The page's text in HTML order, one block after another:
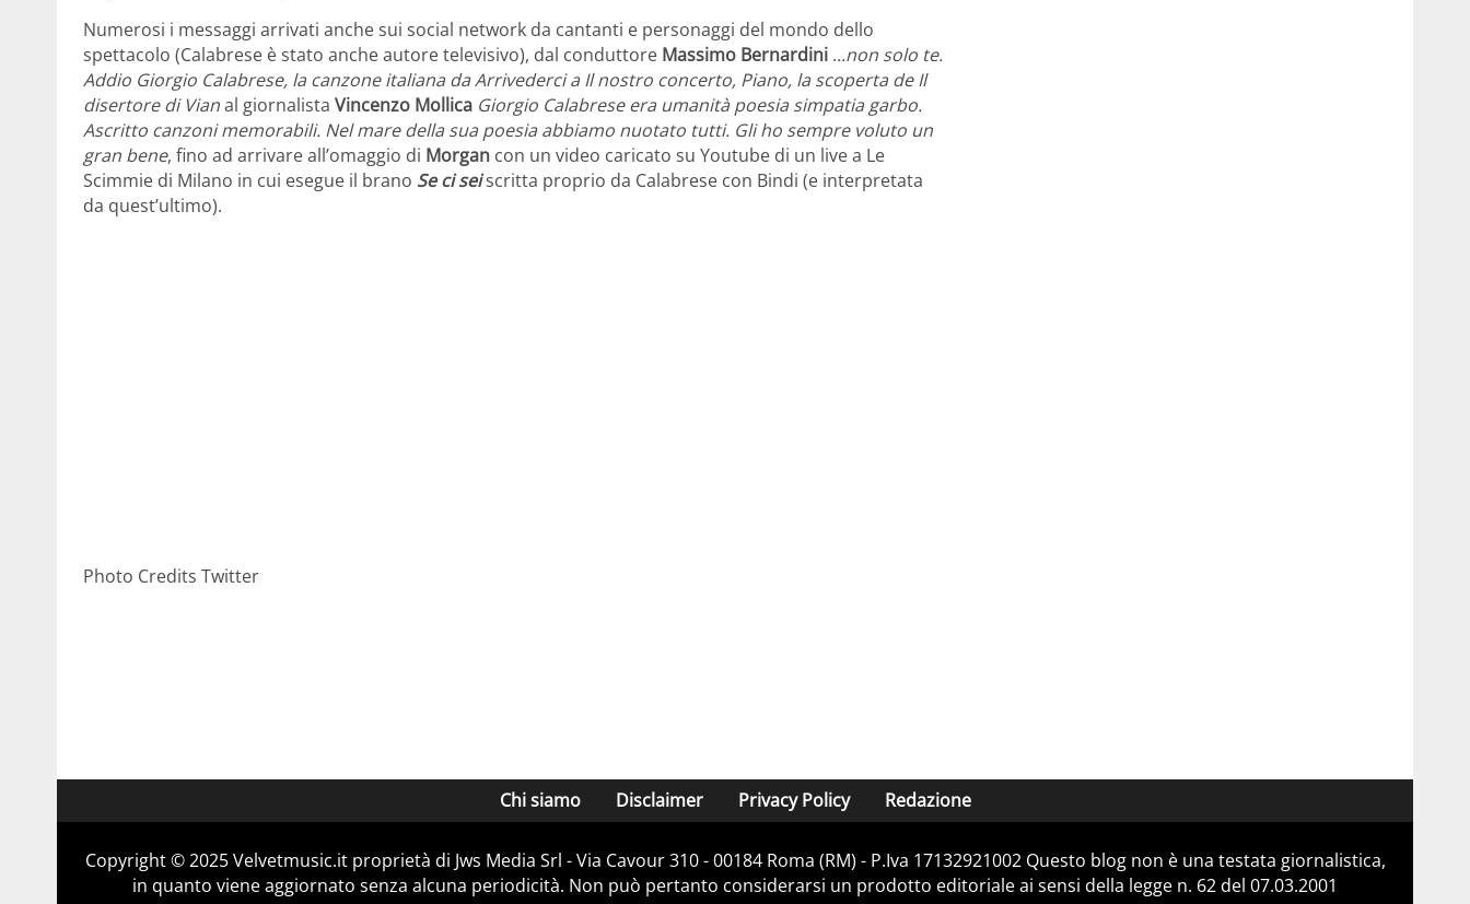
Numerosi i messaggi arrivati anche sui social network da cantanti e personaggi del mondo dello
spettacolo (Calabrese è stato anche autore televisivo), dal conduttore Massimo Bernardini ...non solo te.
Addio Giorgio Calabrese, la canzone italiana da Arrivederci a Il nostro concerto, Piano, la scoperta de Il
disertore di Vianal giornalista Vincenzo Mollica Giorgio Calabrese era umanità poesia simpatia garbo.
Ascritto canzoni memorabili. Nel mare della sua poesia abbiamo nuotato tutti. Gli ho sempre voluto un
gran bene, fino ad arrivare all’omaggio di Morgan con un video caricato su Youtube di un live a Le
Scimmie di Milano in cui esegue il brano Se ci seiscritta proprio da Calabrese con Bindi (e interpretata
da quest’ultimo).
Photo Credits Twitter
Chi siamo Disclaimer Privacy Policy Redazione
Copyright © 2025 Velvetmusic.it proprietà di Jws Media Srl - Via Cavour 310 - 00184 Roma (RM) - P.Iva 17132921002 Questo blog non è una testata giornalistica,
in quanto viene aggiornato senza alcuna periodicità. Non può pertanto considerarsi un prodotto editoriale ai sensi della legge n. 62 del 07.03.2001